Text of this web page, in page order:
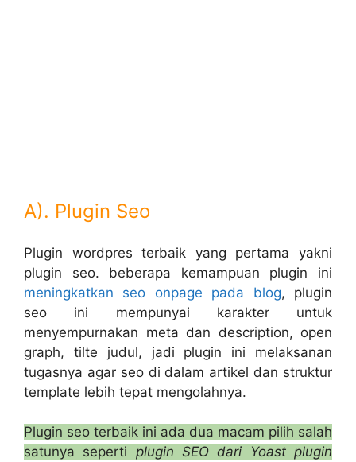
A). Plugin Seo
Plugin wordpres terbaik yang pertama yakni
plugin seo. beberapa kemampuan plugin ini
meningkatkan seo onpage pada blog, plugin
seo ini mempunyai karakter untuk
menyempurnakan meta dan description, open
graph, tilte judul, jadi plugin ini melaksanan
tugasnya agar seo di dalam artikel dan struktur
template lebih tepat mengolahnya.
Plugin seo terbaik ini ada dua macam pilih salah
satunya seperti plugin SEO dari Yoast plugin